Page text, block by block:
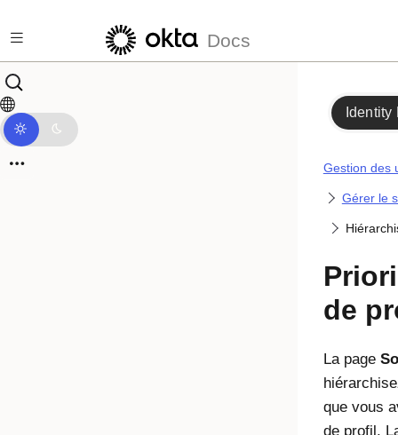
Docs
Identity
Gestion des
Gérer le
de
La page
que vous
de profil.